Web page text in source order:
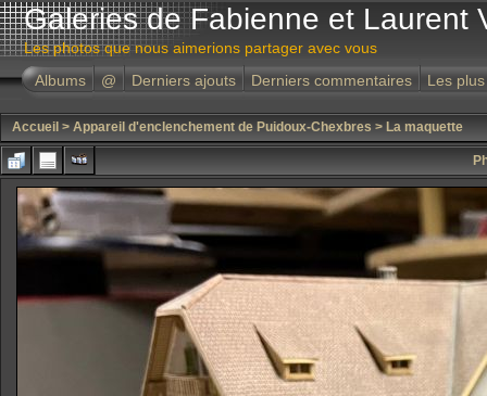
Galeries de Fabienne et Laurent
Les photos que nous aimerions partager avec vous
Albums
@ Derniers ajouts Derniers commentaires Les
Accueil > Appareil d'enclenchement de Puidoux-Chexbres > La maquette